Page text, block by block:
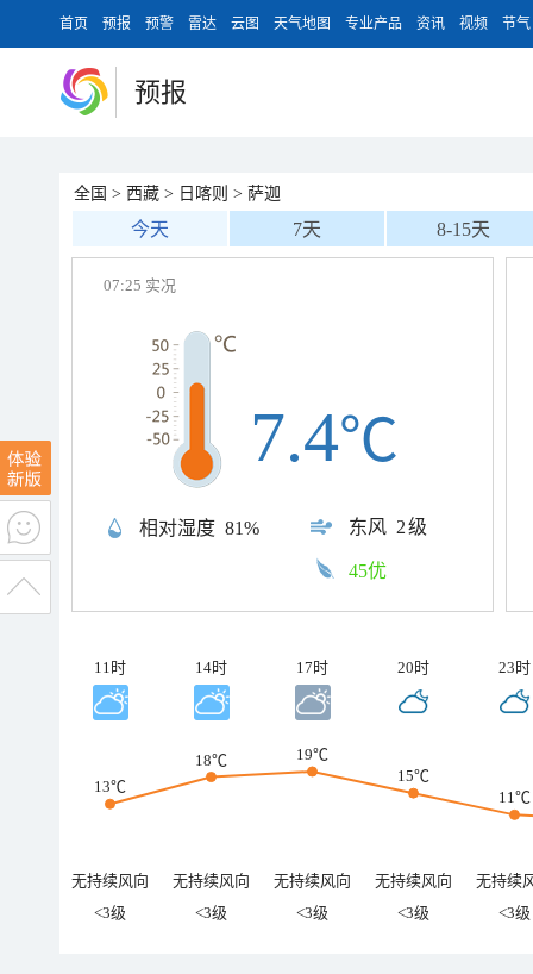
首页 预报 预警 雷达 云图 天气地图 专业产品 资讯 视频 节气
预报
全国 > 西藏 > 日喀则 > 萨迦
今天 7天 8-15天
07:25 实况
相对湿度 81% 东风 2级
7.4℃
45优
11时 14时 17时 20时 23时
13℃
18℃
19℃
15℃
11℃
无持续风向 无持续风向 无持续风向 无持续风向
无持续
<3级
<3级 <3级 <3级 <3级